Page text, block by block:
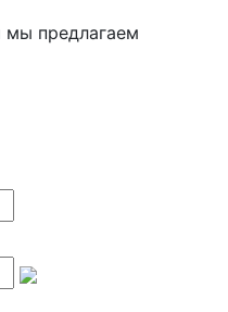
предлагаем